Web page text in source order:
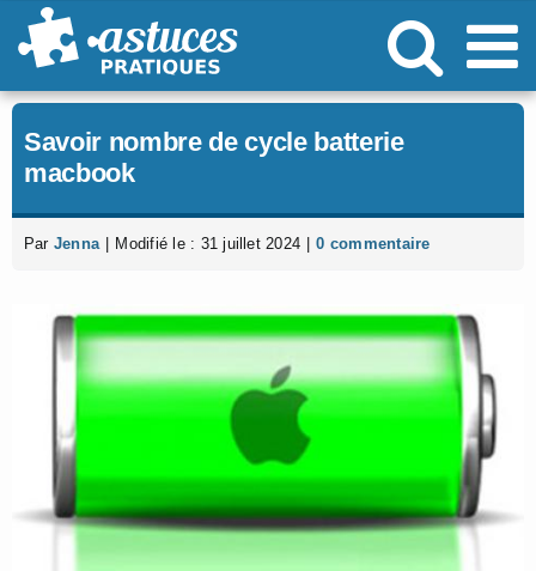
Passer
au
Savoir nombre de cycle batterie
macbook
Par Jenna Modifié le : 31 juillet 2024 0 commentaire